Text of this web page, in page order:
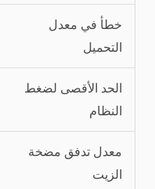
خطأ في معدل
التحميل
الحد الأقصى لضغط
النظام
معدل تدفق مضخة
الزيت